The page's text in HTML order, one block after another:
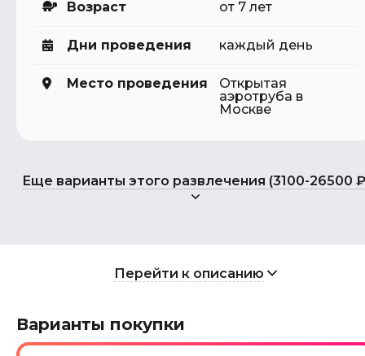
Возраст от 7 лет
Дни проведения каждый день
Место проведения
Открытая
аэротруба в
Москве
Еще варианты этого развлечения (3100-26500
Перейти к описанию
Варианты покупки